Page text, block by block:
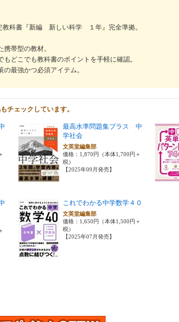
教科書『新編 新しい科学 １年』完全準拠。
帯型の教材。
どこでも教科書のポイントを手軽に確認。
最強かつ必須アイテム。
チェックしています。
最高水準問題集プラス 中
学社会
文英堂編集部
価格：1,870円（本体1,700円＋
税）
【2025年09月発売】
これでわかる中学数学４０
文英堂編集部
価格：1,650円（本体1,500円＋
税）
【2025年07月発売】